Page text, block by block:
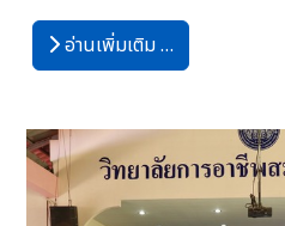
อ่านเพิ่มเติม …